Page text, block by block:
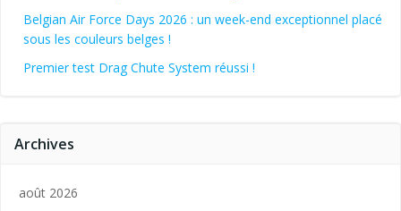
Belgian Air Force Days 2026 : un week-end exceptionnel placé
sous les couleurs belges !
Premier test Drag Chute System réussi !
Archives
août 2026